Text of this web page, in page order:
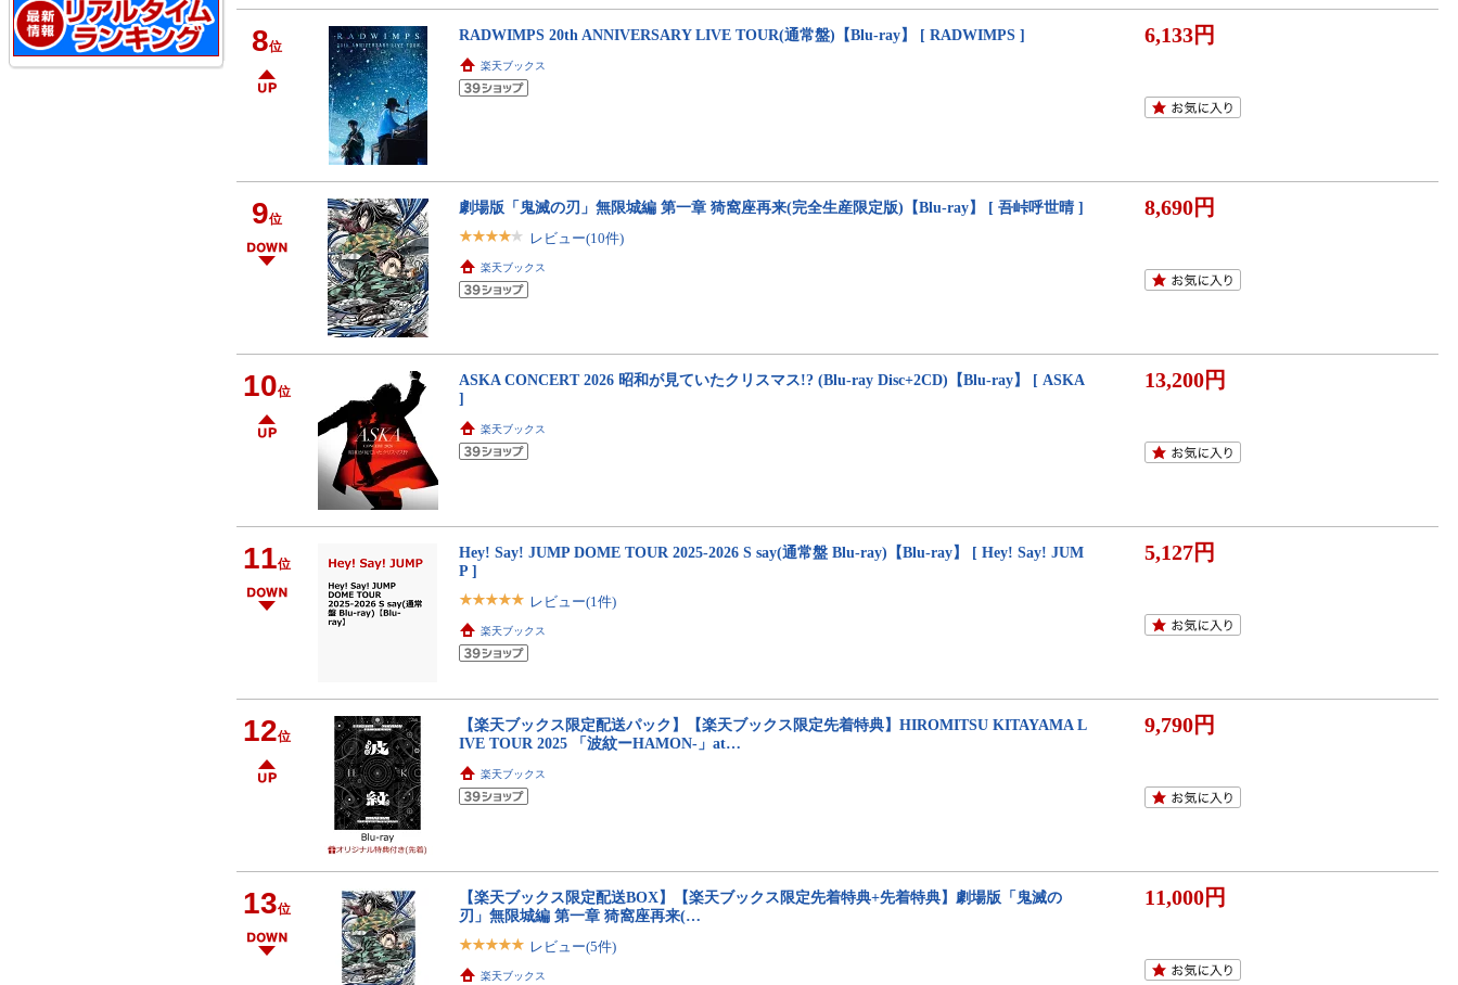
8位
RADWIMPS 20th ANNIVERSARY LIVE TOUR(通常盤)【Blu-ray】 [ RADWIMPS ]
楽天ブックス
6,133円
9位
劇場版「鬼滅の刃」無限城編 第一章 猗窩座再来(完全生産限定版)【Blu-ray】 [ 吾峠呼世晴 ]
レビュー(10件)
楽天ブックス
8,690円
10位
ASKA CONCERT 2026 昭和が見ていたクリスマス!? (Blu-ray Disc+2CD)【Blu-ray】 [ ASKA
]
楽天ブックス
13,200円
11位
Hey! Say! JUMP DOME TOUR 2025-2026 S say(通常盤 Blu-ray)【Blu-ray】 [ Hey! Say! JUM
P ]
レビュー(1件)
楽天ブックス
5,127円
12位
【楽天ブックス限定配送パック】【楽天ブックス限定先着特典】HIROMITSU KITAYAMA L
IVE TOUR 2025 「波紋ーHAMON-」at…
楽天ブックス
9,790円
13位
【楽天ブックス限定配送BOX】【楽天ブックス限定先着特典+先着特典】劇場版「鬼滅の
刃」無限城編 第一章 猗窩座再来(…
レビュー(5件)
楽天ブックス
11,000円